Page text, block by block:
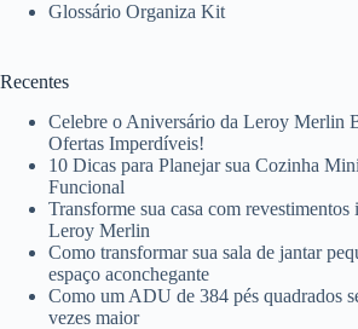
Glossário Organiza Kit
Recentes
Celebre o Aniversário da Leroy Merlin
Ofertas Imperdíveis!
10 Dicas para Planejar sua Cozinha
Funcional
Transforme sua casa com revestimentos
Leroy Merlin
Como transformar sua sala de jantar
espaço aconchegante
Como um ADU de 384 pés quadrados
vezes maior